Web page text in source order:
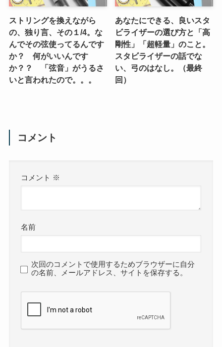
ストリングを換えながら
の、独り言、その１/4。な
んでその弦使ってるんです
か？ 何がいいんです
か？？ 「弦音」がうるさ
いと言われたので。。。
あなたにできる、良いスタ
ビライザーの選び方と「高
剛性」「超軽量」のこと。
スタビライザーの話でな
い、弓のはなし。（最終
回）
コメント
コメント ※
名前
次回のコメントで使用するためブラウザーに自分
の名前、メールアドレス、サイトを保存する。